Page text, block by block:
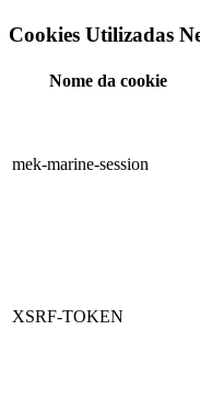
Cookies Utilizadas
Nome da cookie
mek-marine-session
XSRF-TOKEN